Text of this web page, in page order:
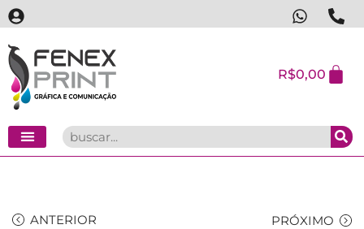
R$0,00
ANTERIOR PRÓXIMO